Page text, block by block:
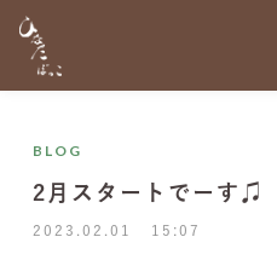
BLOG
2月スタートでーす♫
2023.02.01 15:07